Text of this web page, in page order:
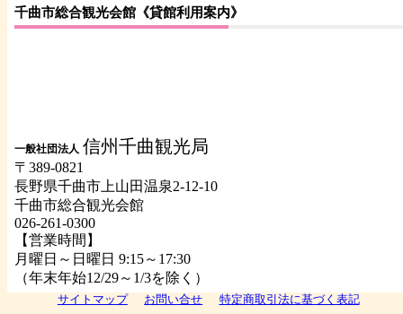
千曲市総合観光会館《貸館利用案内》
一般社団法人 信州千曲観光局
〒389-0821
長野県千曲市上山田温泉2-12-10
千曲市総合観光会館
026-261-0300
【営業時間】
月曜日～日曜日 9:15～17:30
（年末年始12/29～1/3を除く）
サイトマップ お問い合せ 特定商取引法に基づく表記